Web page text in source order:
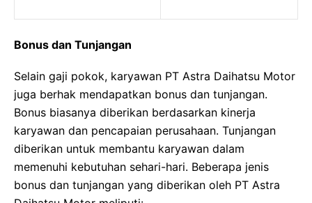
Bonus dan Tunjangan
Selain gaji pokok, karyawan PT Astra Daihatsu Motor
juga berhak mendapatkan bonus dan tunjangan.
Bonus biasanya diberikan berdasarkan kinerja
karyawan dan pencapaian perusahaan. Tunjangan
diberikan untuk membantu karyawan dalam
memenuhi kebutuhan sehari-hari. Beberapa jenis
bonus dan tunjangan yang diberikan oleh PT Astra